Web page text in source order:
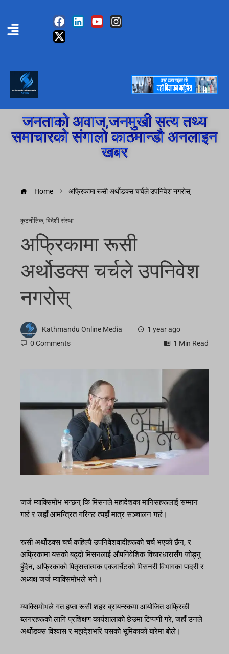
जनताको अवाज,जनमुखी सत्य तथ्य
समाचारको संगालो काठमान्डौ अनलाइन
खबर
Home अफ्रिकामा रूसी अर्थोडक्स चर्चले उपनिवेश नगरोस्
कुटनीतिक, विदेशी संस्था
अफ्रिकामा रूसी
अर्थोडक्स चर्चले उपनिवेश
नगरोस्
Kathmandu Online Media
1 year ago
0 Comments
1 Min Read
जर्ज म्याक्सिमोभ भन्छन् कि मिसनले महादेशका मानिसहरूलाई सम्मान
गर्छ र जहाँ आमन्त्रित गरिन्छ त्यहाँ मात्र सञ्चालन गर्छ।
रूसी अर्थोडक्स चर्च कहिल्यै उपनिवेशवादीहरूको चर्च भएको छैन, र
अफ्रिकामा यसको बढ्दो मिसनलाई औपनिवेशिक विचारधारासँग जोड्नु
हुँदैन, अफ्रिकाको पितृसत्तात्मक एक्जार्चेटको मिसनरी विभागका पादरी र
अध्यक्ष जर्ज म्याक्सिमोभले भने।
म्याक्सिमोभले गत हप्ता रूसी शहर ब्रायन्स्कमा आयोजित अफ्रिकी
ब्लगरहरूको लागि प्रशिक्षण कार्यशालाको छेउमा टिप्पणी गरे, जहाँ उनले
अर्थोडक्स विश्वास र महादेशभरि यसको भूमिकाको बारेमा बोले।